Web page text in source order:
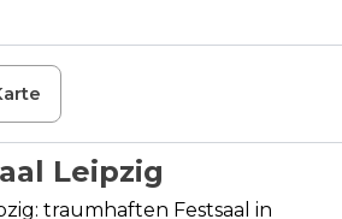
Leipzig
traumhaften Festsaal in